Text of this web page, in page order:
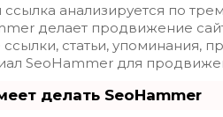
анализируется по
делает продвижение
статьи, упоминания,
SeoHammer для
делать SeoHammer